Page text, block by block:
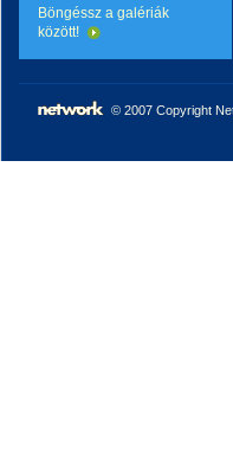
Böngéssz a galériák
között!
© 2007 Copyright